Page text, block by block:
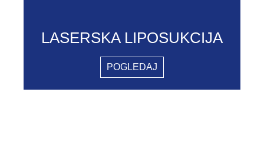
LASERSKA LIPOSUKCIJA
POGLEDAJ